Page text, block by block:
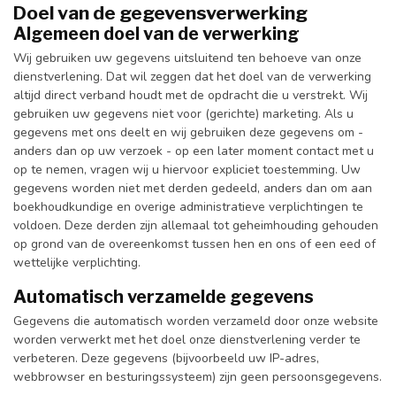
Doel van de gegevensverwerking
Algemeen doel van de verwerking
Wij gebruiken uw gegevens uitsluitend ten behoeve van onze
dienstverlening. Dat wil zeggen dat het doel van de verwerking
altijd direct verband houdt met de opdracht die u verstrekt. Wij
gebruiken uw gegevens niet voor (gerichte) marketing. Als u
gegevens met ons deelt en wij gebruiken deze gegevens om -
anders dan op uw verzoek - op een later moment contact met u
op te nemen, vragen wij u hiervoor expliciet toestemming. Uw
gegevens worden niet met derden gedeeld, anders dan om aan
boekhoudkundige en overige administratieve verplichtingen te
voldoen. Deze derden zijn allemaal tot geheimhouding gehouden
op grond van de overeenkomst tussen hen en ons of een eed of
wettelijke verplichting.
Automatisch verzamelde gegevens
Gegevens die automatisch worden verzameld door onze website
worden verwerkt met het doel onze dienstverlening verder te
verbeteren. Deze gegevens (bijvoorbeeld uw IP-adres,
webbrowser en besturingssysteem) zijn geen persoonsgegevens.